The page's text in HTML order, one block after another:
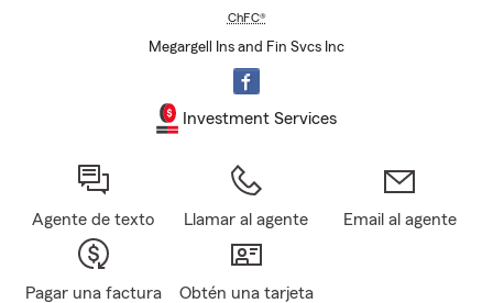
ChFC®
Megargell Ins and Fin Svcs Inc
Investment Services
Agente de texto Llamar al agente Email al agente
Pagar una factura
Obtén una tarjeta